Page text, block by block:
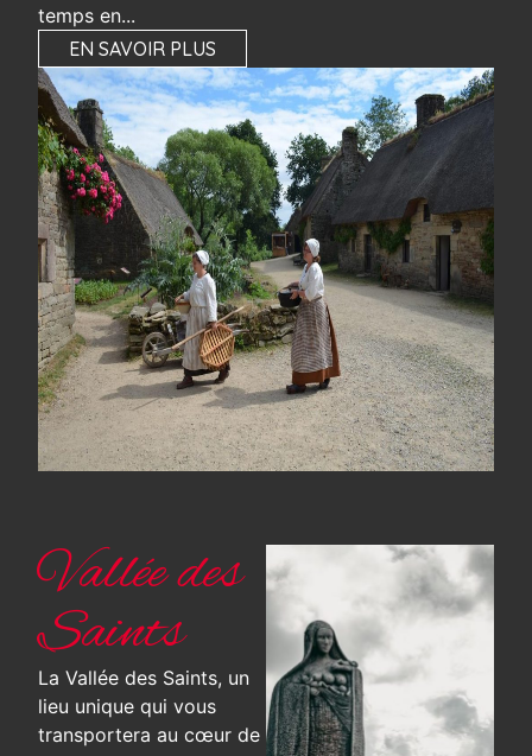
temps en...
EN SAVOIR PLUS
Vallée des
Saints
La Vallée des Saints, un
lieu unique qui vous
transportera au cœur de